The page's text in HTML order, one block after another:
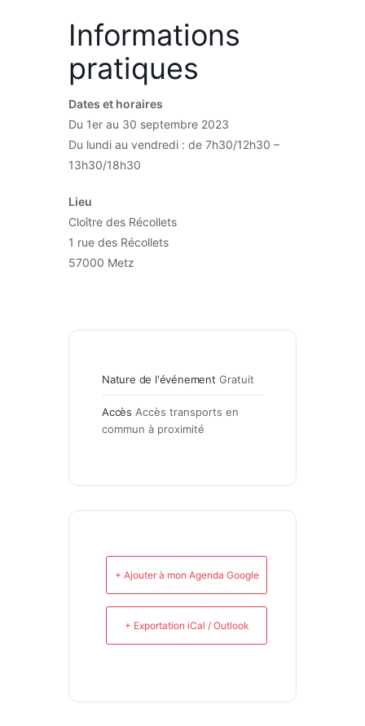
Informations
pratiques
Dates et horaires
Du 1er au 30 septembre 2023
Du lundi au vendredi : de 7h30/12h30 –
13h30/18h30
Lieu
Cloître des Récollets
1 rue des Récollets
57000 Metz
Nature de l'événement Gratuit
Accès Accès transports en
commun à proximité
+ Ajouter à mon Agenda Google
+ Exportation iCal / Outlook